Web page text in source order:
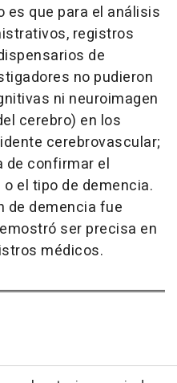
es que para el análisis
registros
de
no pudieron
ni neuroimagen
cerebro) en los
cerebrovascular;
de confirmar el
el tipo de demencia.
de demencia fue
ser precisa en
médicos.